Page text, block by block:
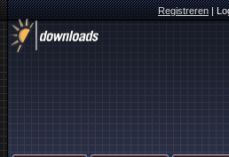
Registreren|